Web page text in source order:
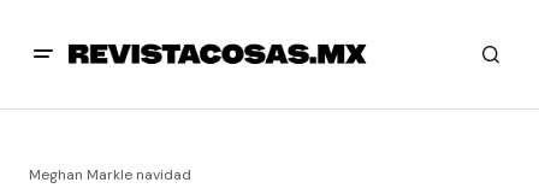
Meghan Markle navidad